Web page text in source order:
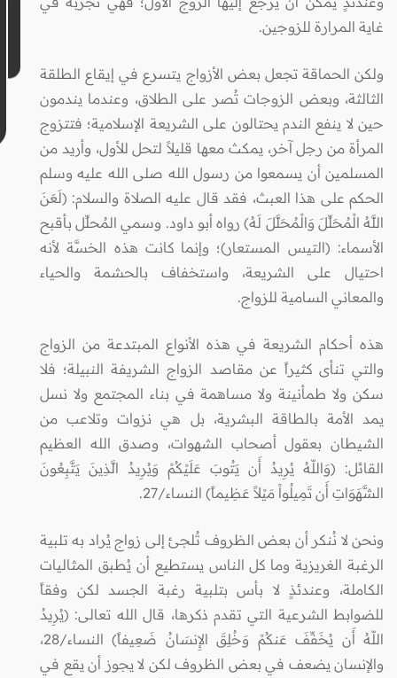
غاية المرارة للزوجين.
ولكن الحماقة تجعل بعض الأزواج يتسرع في إيقاع الطلقة
الثالثة، وبعض الزوجات تُصر على الطلاق، وعندما يندمون
حين لا ينفع الندم يحتالون على الشريعة الإسلامية؛ فتتزوج
المرأة من رجل آخر، يمكث معها قليلاً لتحل للأول، وأريد من
المسلمين أن يسمعوا من رسول الله صلى الله عليه وسلم
الحكم على هذا العبث، فقد قال عليه الصلاة والسلام: (لَعَنَ
اللَّهُ الْمُحَلِّلَ وَالْمُحَلَّلَ لَهُ) رواه أبو داود. وسمي المُحلِّل بأقبح
الأسماء: (التيس المستعار)؛ وإنما كانت هذه الخسَّة لأنه
احتيال على الشريعة، واستخفاف بالحشمة والحياء
والمعاني السامية للزواج.
هذه أحكام الشريعة في هذه الأنواع المبتدعة من الزواج
والتي تنأى كثيراً عن مقاصد الزواج الشريفة النبيلة؛ فلا
سكن ولا طمأنينة ولا مساهمة في بناء المجتمع ولا نسل
يمد الأمة بالطاقة البشرية، بل هي نزوات وتلاعب من
الشيطان بعقول أصحاب الشهوات، وصدق الله العظيم
القائل: (وَاللّهُ يُرِيدُ أَن يَتُوبَ عَلَيْكُمْ وَيُرِيدُ الَّذِينَ يَتَّبِعُونَ
الشَّهَوَاتِ أَن تَمِيلُواْ مَيْلاً عَظِيماً) النساء/27.
ونحن لا نُنكر أن بعض الظروف تُلجئ إلى زواج يُراد به تلبية
الرغبة الغريزية وما كل الناس يستطيع أن يُطبق المثاليات
الكاملة، وعندئذٍ لا بأس بتلبية رغبة الجسد لكن وفقاً
للضوابط الشرعية التي تقدم ذكرها، قال الله تعالى: (يُرِيدُ
اللّهُ أَن يُخَفِّفَ عَنكُمْ وَخُلِقَ الإِنسَانُ ضَعِيفاً) النساء/28،
والإنسان يضعف في بعض الظروف لكن لا يجوز أن يقع في